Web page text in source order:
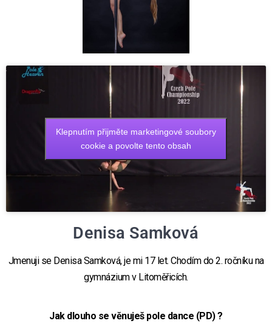
Klepnutím přijměte marketingové soubory
cookie a povolte tento obsah
Denisa Samková
Jmenuji se Denisa Samková, je mi 17 let. Chodím do 2. ročníku na
gymnázium v Litoměřicích.
Jak dlouho se věnuješ pole dance (PD) ?